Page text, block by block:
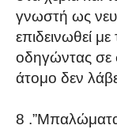
γνωστή ως
επιδεινωθεί
οδηγώντας σε
άτομο δεν
8